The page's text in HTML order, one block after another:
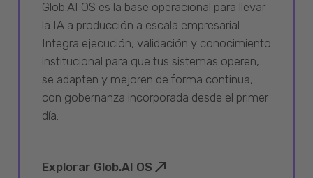
Glob.AI OS es la base operacional para llevar
la IA a producción a escala empresarial.
Integra ejecución, validación y conocimiento
institucional para que tus sistemas operen,
se adapten y mejoren de forma continua,
con gobernanza incorporada desde el primer
día.
Explorar Glob.AI OS